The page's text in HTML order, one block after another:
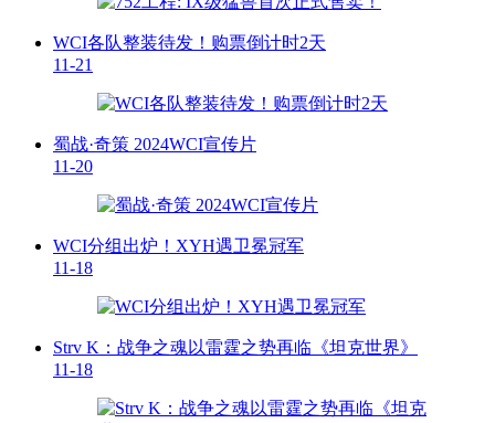
WCI各队整装待发！购票倒计时2天
11-21
蜀战·奇策 2024WCI宣传片
11-20
WCI分组出炉！XYH遇卫冕冠军
11-18
Strv K：战争之魂以雷霆之势再临《坦克世界》
11-18